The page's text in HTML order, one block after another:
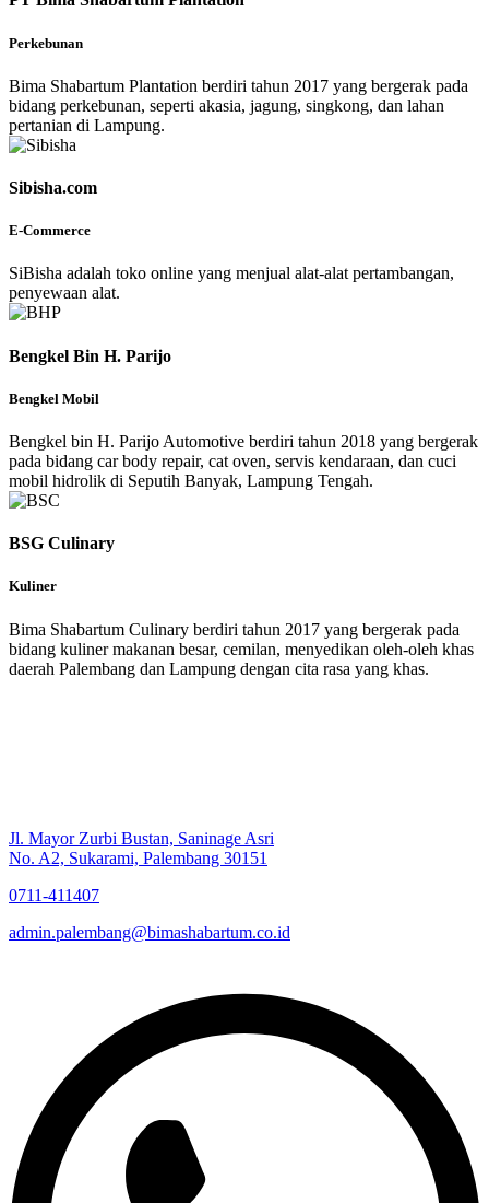
Perkebunan
Bima Shabartum Plantation berdiri tahun 2017 yang bergerak pada
bidang perkebunan, seperti akasia, jagung, singkong, dan lahan
pertanian di Lampung.
Sibisha.com
E-Commerce
SiBisha adalah toko online yang menjual alat-alat pertambangan,
penyewaan alat.
Bengkel Bin H. Parijo
Bengkel Mobil
Bengkel bin H. Parijo Automotive berdiri tahun 2018 yang bergerak
pada bidang car body repair, cat oven, servis kendaraan, dan cuci
mobil hidrolik di Seputih Banyak, Lampung Tengah.
BSG Culinary
Kuliner
Bima Shabartum Culinary berdiri tahun 2017 yang bergerak pada
bidang kuliner makanan besar, cemilan, menyedikan oleh-oleh khas
daerah Palembang dan Lampung dengan cita rasa yang khas.
Jl. Mayor Zurbi Bustan, Saninage Asri
No. A2, Sukarami, Palembang 30151
0711-411407
admin.palembang@bimashabartum.co.id